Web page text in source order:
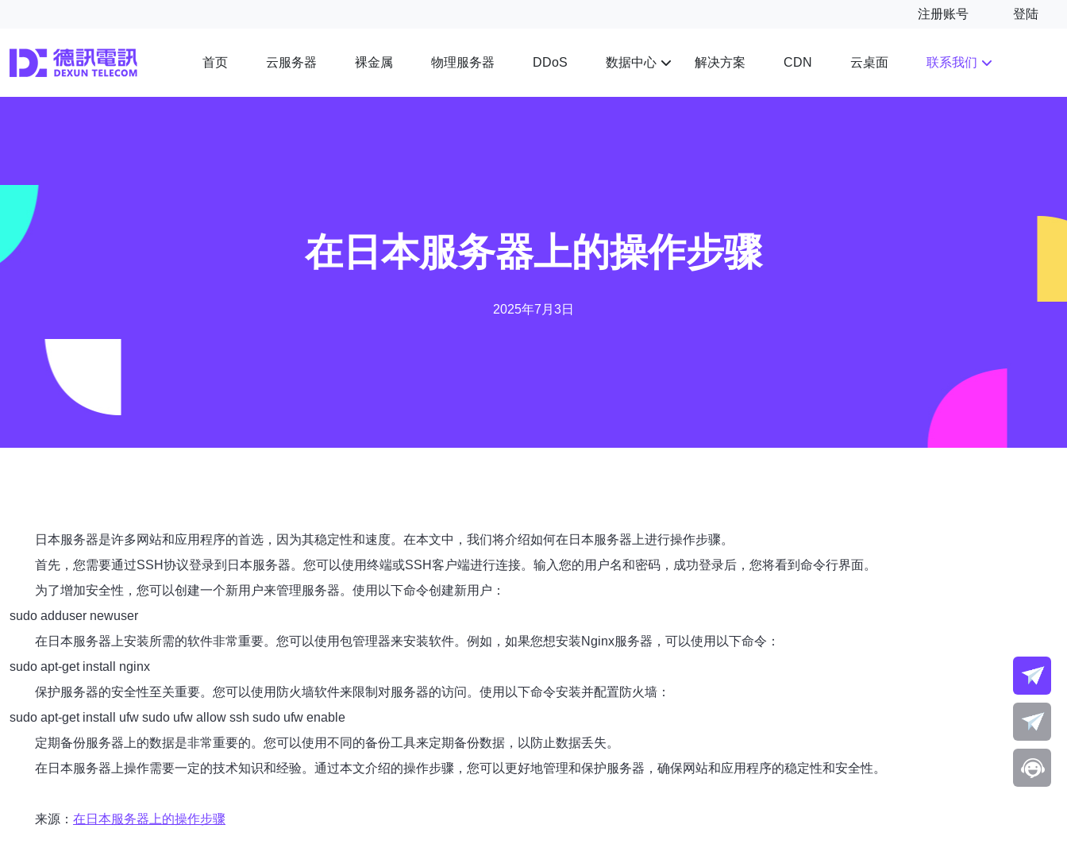
注册账号 登陆
首页 云服务器 裸金属 物理服务器 DDoS 数据中心 解决方案 CDN 云桌面 联系我们
在日本服务器上的操作步骤
2025年7月3日
日本服务器是许多网站和应用程序的首选，因为其稳定性和速度。在本文中，我们将介绍如何在日本服务器上进行操作步骤。
首先，您需要通过SSH协议登录到日本服务器。您可以使用终端或SSH客户端进行连接。输入您的用户名和密码，成功登录后，您将看到命令行界面。
为了增加安全性，您可以创建一个新用户来管理服务器。使用以下命令创建新用户：
sudo adduser newuser
在日本服务器上安装所需的软件非常重要。您可以使用包管理器来安装软件。例如，如果您想安装Nginx服务器，可以使用以下命令：
sudo apt-get install nginx
保护服务器的安全性至关重要。您可以使用防火墙软件来限制对服务器的访问。使用以下命令安装并配置防火墙：
sudo apt-get install ufw sudo ufw allow ssh sudo ufw enable
定期备份服务器上的数据是非常重要的。您可以使用不同的备份工具来定期备份数据，以防止数据丢失。
在日本服务器上操作需要一定的技术知识和经验。通过本文介绍的操作步骤，您可以更好地管理和保护服务器，确保网站和应用程序的稳定性和安全性。
来源： 在日本服务器上的操作步骤